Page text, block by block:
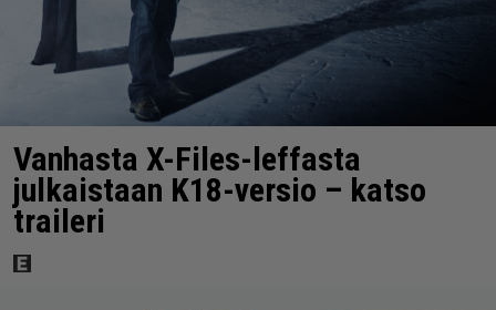
Vanhasta X-Files-leffasta
julkaistaan K18-versio – katso
traileri